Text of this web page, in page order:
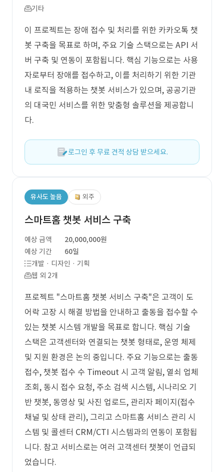
기타
이 프로젝트는 장애 접수 및 처리를 위한 카카오톡 챗
봇 구축을 목표로 하며, 주요 기술 스택으로는 API 서
버 구축 및 연동이 포함됩니다. 핵심 기능으로는 사용
자로부터 장애를 접수하고, 이를 처리하기 위한 기관
내 로직을 적용하는 챗봇 서비스가 있으며, 공공기관
의 대국민 서비스를 위한 맞춤형 솔루션을 제공합니
다.
로그인 후 무료 견적 상담 받으세요.
유사도 높음 외주
스마트홈 챗봇 서비스 구축
예상 금액
20,000,000원
예상 기간
60일
개발 · 디자인 · 기획
웹 외 2개
프로젝트 "스마트홈 챗봇 서비스 구축"은 고객이 도
어락 고장 시 해결 방법을 안내하고 출동을 접수할 수
있는 챗봇 시스템 개발을 목표로 합니다. 핵심 기술
스택은 고객센터와 연결되는 챗봇 형태로, 운영 체제
및 지원 환경은 논의 중입니다. 주요 기능으로는 출동
접수, 챗봇 접수 수 Timeout 시 고객 알림, 열쇠 업체
조회, 동시 접수 요청, 주소 검색 시스템, 시나리오 기
반 챗봇, 동영상 및 사진 업로드, 관리자 페이지(접수
채널 및 상태 관리), 그리고 스마트홈 서비스 관리 시
스템 및 콜센터 CRM/CTI 시스템과의 연동이 포함됩
니다. 참고 서비스로는 여러 고객센터 챗봇이 언급되
었습니다.